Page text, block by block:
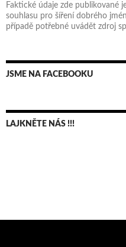
Faktické údaje zde publikované
souhlasu pro šíření dobrého
případě potřebné uvádět zdroj
JSME NA FACEBOOKU
LAJKNĚTE NÁS !!!